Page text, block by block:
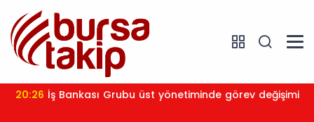
20:26 İş Bankası Grubu üst yönetiminde görev değişimi